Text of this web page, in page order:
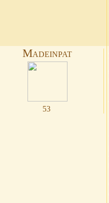
Madeinpat
53